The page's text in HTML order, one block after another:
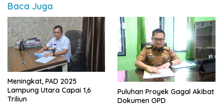
Baca Juga
Meningkat, PAD 2025
Lampung Utara Capai 1,6
Triliun
Puluhan Proyek Gagal Akibat
Dokumen OPD